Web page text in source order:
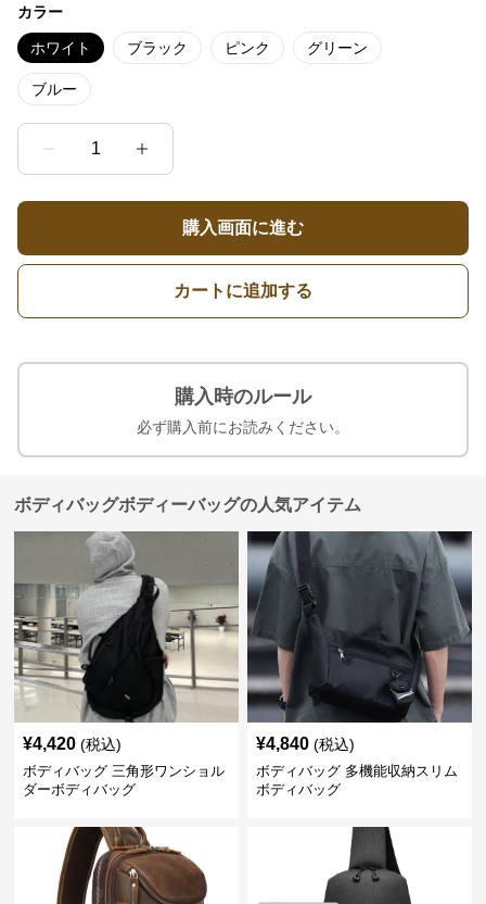
カラー
ホワイト ブラック ピンク グリーン
ブルー
1
購入画面に進む
カートに追加する
購入時のルール
必ず購入前にお読みください。
ボディバッグボディーバッグの人気アイテム
¥4,420 (税込)
ボディバッグ 三角形ワンショル
ダーボディバッグ
¥4,840 (税込)
ボディバッグ 多機能収納スリム
ボディバッグ